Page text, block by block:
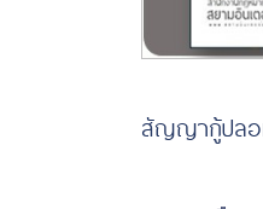
สัญญากู้ปล
การต่อสู้